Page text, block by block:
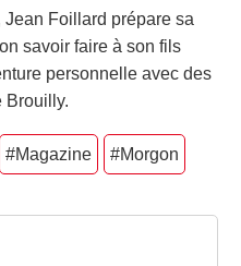
Foillard prépare sa
savoir faire à son fils
personnelle avec des
Brouilly.
#Magazine #Morgon